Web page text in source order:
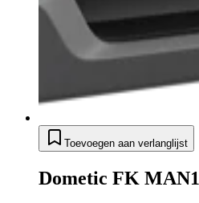
Toevoegen aan verlanglijst
Dometic FK MAN1